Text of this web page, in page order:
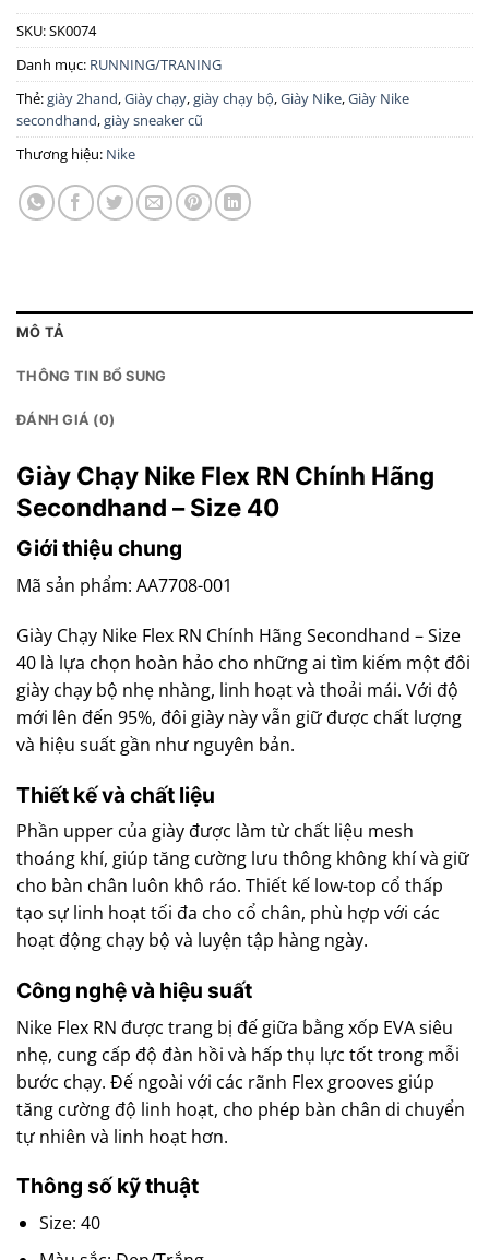
SKU:SK0074
Danh mục: RUNNING/TRANING
Thẻ:giày 2hand,Giày chạy,giày chạy bộ,Giày Nike,Giày Nike
secondhand,giày sneaker cũ
Thương hiệu: Nike
MÔ TẢ
THÔNG TIN BỔ SUNG
ĐÁNH GIÁ (0)
Giày Chạy Nike Flex RN Chính Hãng
Secondhand – Size 40
Giới thiệu chung
Mã sản phẩm: AA7708-001
Giày Chạy Nike Flex RN Chính Hãng Secondhand – Size
40 là lựa chọn hoàn hảo cho những ai tìm kiếm một đôi
giày chạy bộ nhẹ nhàng, linh hoạt và thoải mái. Với độ
mới lên đến 95%, đôi giày này vẫn giữ được chất lượng
và hiệu suất gần như nguyên bản.
Thiết kế và chất liệu
Phần upper của giày được làm từ chất liệu mesh
thoáng khí, giúp tăng cường lưu thông không khí và giữ
cho bàn chân luôn khô ráo. Thiết kế low-top cổ thấp
tạo sự linh hoạt tối đa cho cổ chân, phù hợp với các
hoạt động chạy bộ và luyện tập hàng ngày.
Công nghệ và hiệu suất
Nike Flex RN được trang bị đế giữa bằng xốp EVA siêu
nhẹ, cung cấp độ đàn hồi và hấp thụ lực tốt trong mỗi
bước chạy. Đế ngoài với các rãnh Flex grooves giúp
tăng cường độ linh hoạt, cho phép bàn chân di chuyển
tự nhiên và linh hoạt hơn.
Thông số kỹ thuật
Size: 40